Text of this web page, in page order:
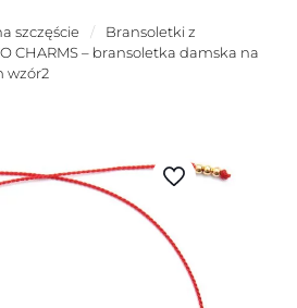
szczęście /
Bransoletki z
CHARMS – bransoletka damska na
wzór2